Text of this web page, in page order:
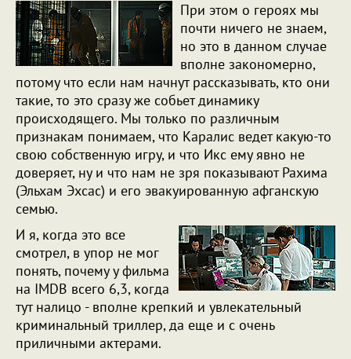
При этом о героях мы
почти ничего не знаем,
но это в данном случае
вполне закономерно,
потому что если нам начнут рассказывать, кто они
такие, то это сразу же собьет динамику
происходящего. Мы только по различным
признакам понимаем, что Каралис ведет какую-то
свою собственную игру, и что Икс ему явно не
доверяет, ну и что нам не зря показывают Рахима
(Эльхам Эхсас) и его эвакуированную афганскую
семью.
И я, когда это все
смотрел, в упор не мог
понять, почему у фильма
на IMDB всего 6,3, когда
тут налицо - вполне крепкий и увлекательный
криминальный триллер, да еще и с очень
приличными актерами.